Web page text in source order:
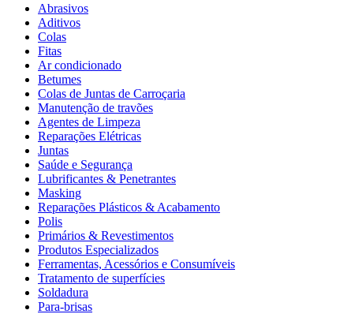
Abrasivos
Aditivos
Colas
Fitas
Ar condicionado
Betumes
Colas de Juntas de Carroçaria
Manutenção de travões
Agentes de Limpeza
Reparações Elétricas
Juntas
Saúde e Segurança
Lubrificantes & Penetrantes
Masking
Reparações Plásticos & Acabamento
Polis
Primários & Revestimentos
Produtos Especializados
Ferramentas, Acessórios e Consumíveis
Tratamento de superfícies
Soldadura
Para-brisas